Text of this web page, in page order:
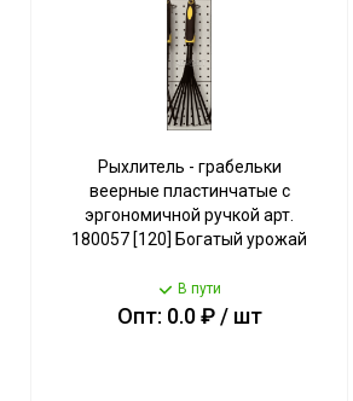
Рыхлитель - грабельки
веерные пластинчатые с
эргономичной ручкой арт.
180057 [120] Богатый урожай
В пути
Опт: 0.0 ₽ / шт